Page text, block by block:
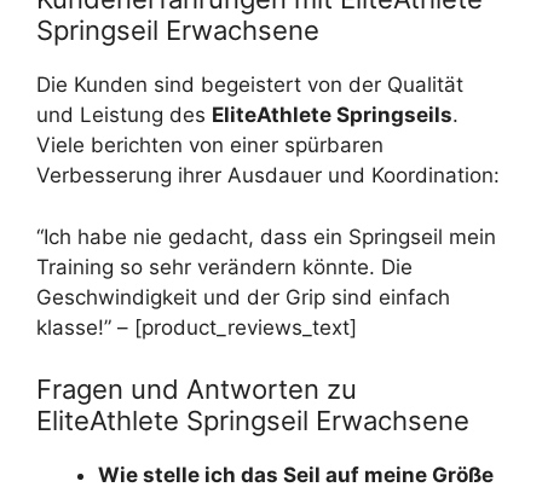
Springseil Erwachsene
Die Kunden sind begeistert von der Qualität
und Leistung des EliteAthlete Springseils.
Viele berichten von einer spürbaren
Verbesserung ihrer Ausdauer und Koordination:
“Ich habe nie gedacht, dass ein Springseil mein
Training so sehr verändern könnte. Die
Geschwindigkeit und der Grip sind einfach
klasse!” – [product_reviews_text]
Fragen und Antworten zu
EliteAthlete Springseil Erwachsene
Wie stelle ich das Seil auf meine Größe